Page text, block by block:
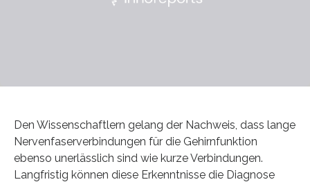
Den Wissenschaftlern gelang der Nachweis, dass lange
Nervenfaserverbindungen für die Gehirnfunktion
ebenso unerlässlich sind wie kurze Verbindungen.
Langfristig können diese Erkenntnisse die Diagnose